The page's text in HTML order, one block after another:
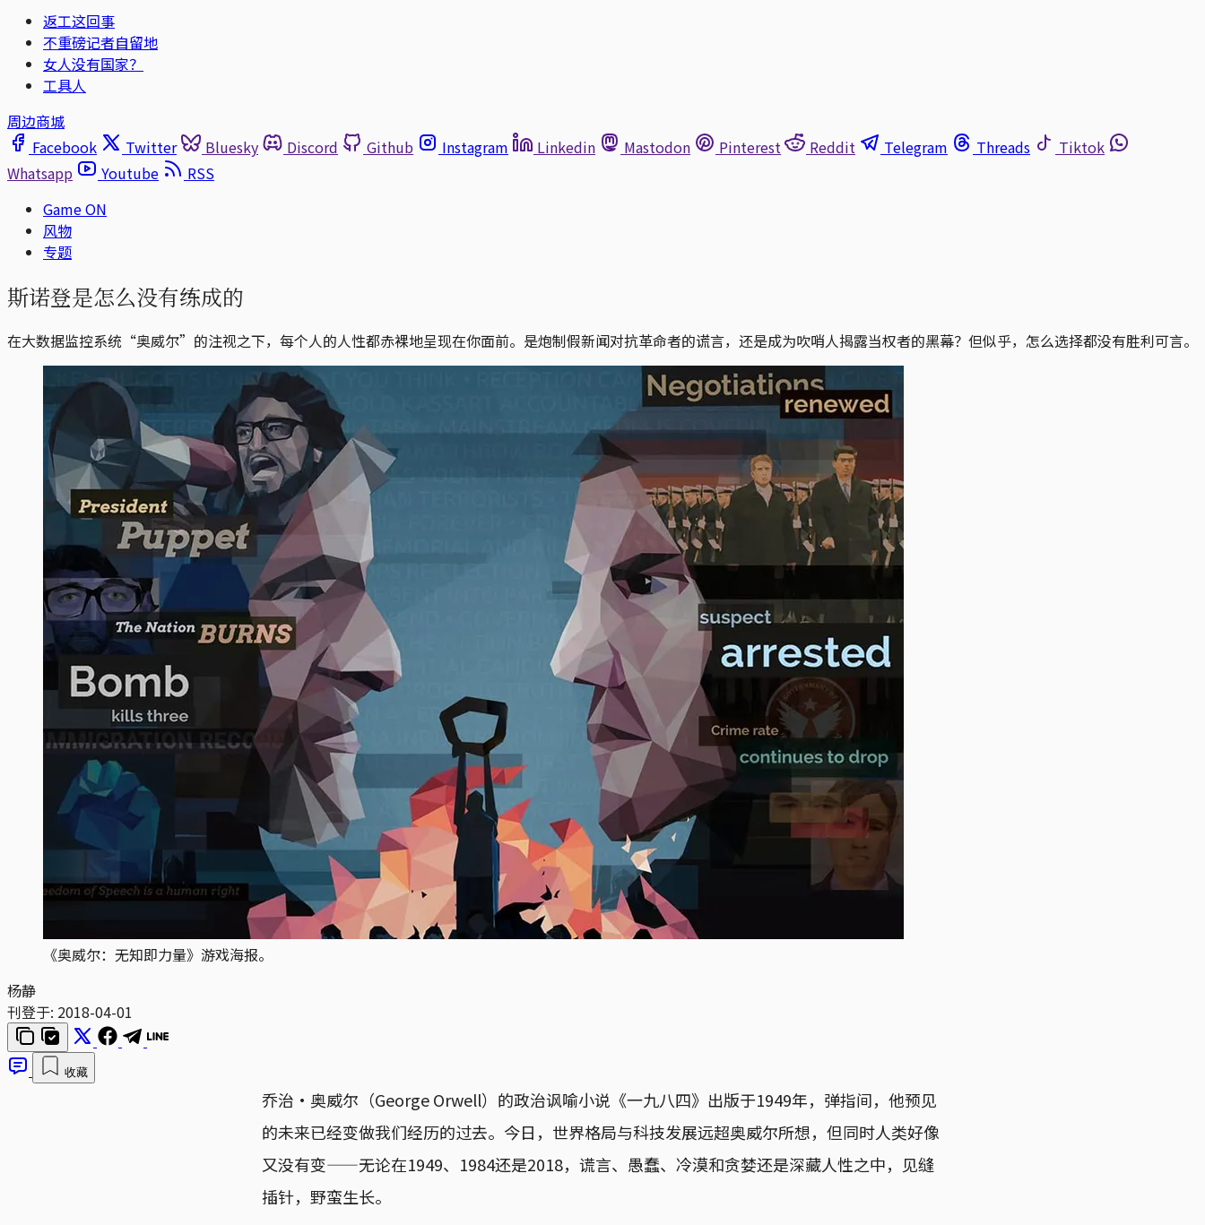
返工这回事
不重磅记者自留地
女人没有国家？
工具人
周边商城
Facebook
Twitter Bluesky Discord Github Instagram Linkedin Mastodon Pinterest Reddit Telegram Threads
Tiktok
Whatsapp
Youtube
RSS
Game ON
风物
专题
斯诺登是怎么没有练成的
在大数据监控系统“奥威尔”的注视之下，每个人的人性都赤裸地呈现在你面前。是炮制假新闻对抗革命者的谎言，还是成为吹哨人揭露当权者的黑幕？但似乎，怎么选择都没有胜利可言。
《奥威尔：无知即力量》游戏海报。
杨静
刊登于: 2018-04-01
收藏
乔治·奥威尔（George Orwell）的政治讽喻小说《一九八四》出版于1949年，弹指间，他预见
的未来已经变做我们经历的过去。今日，世界格局与科技发展远超奥威尔所想，但同时人类好像
又没有变——无论在1949、1984还是2018，谎言、愚蠢、冷漠和贪婪还是深藏人性之中，见缝
插针，野蛮生长。